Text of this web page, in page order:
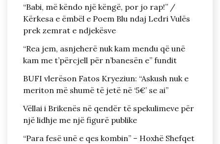
“Babi, më këndo një këngë, por jo rap!” /
Kërkesa e ëmbël e Poem Blu ndaj Ledri Vulës
prek zemrat e ndjekësve
“Rea jem, asnjeherë nuk kam mendu që unë
kam me t’përcjell për n’banesën e” fundit
BUFI vlerëson Fatos Kryeziun: “Askush nuk e
meriton më shumë të jetë në ‘5€’ se ai”
Vëllai i Brikenës në qendër të spekulimeve për
një lidhje me një figurë publike
“Para fesë unë e qes kombin” – Hoxhë Shefqet